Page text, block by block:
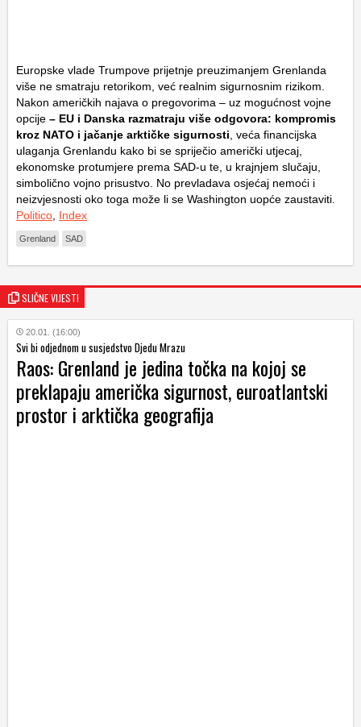
Europske vlade Trumpove prijetnje preuzimanjem Grenlanda
više ne smatraju retorikom, već realnim sigurnosnim rizikom.
Nakon američkih najava o pregovorima – uz mogućnost vojne
opcije – EU i Danska razmatraju više odgovora: kompromis
kroz NATO i jačanje arktičke sigurnosti , veća financijska
ulaganja Grenlandu kako bi se spriječio američki utjecaj,
ekonomske protumjere prema SAD-u te, u krajnjem slučaju,
simbolično vojno prisustvo. No prevladava osjećaj nemoći i
neizvjesnosti oko toga može li se Washington uopće zaustaviti.
Politico Index
Grenland SAD
SLIČNE VIJESTI
20.01. (16:00)
Svi bi odjednom u susjedstvo Djedu Mrazu
Raos: Grenland je jedina točka na kojoj se
preklapaju američka sigurnost, euroatlantski
prostor i arktička geografija